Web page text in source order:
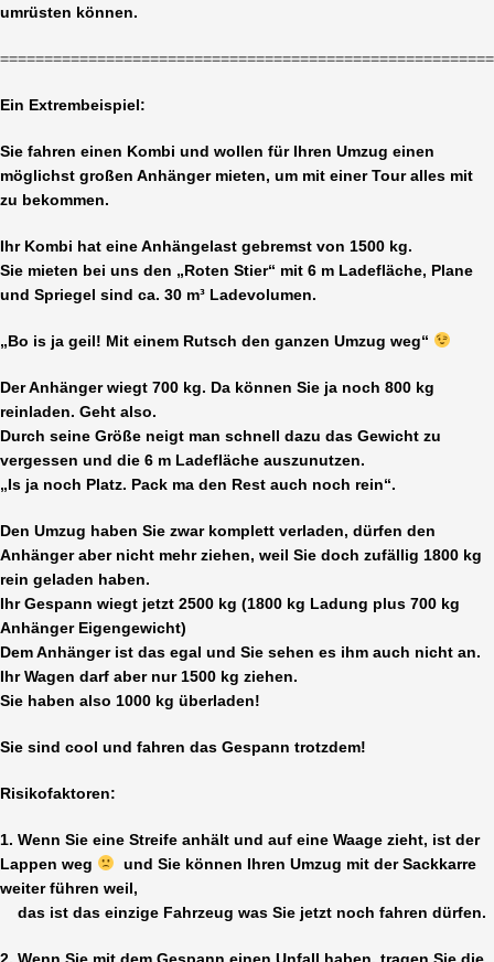
umrüsten können.
Ein Extrembeispiel:
Sie fahren einen Kombi und wollen für Ihren Umzug einen
möglichst großen Anhänger mieten, um mit einer Tour alles mit
zu bekommen.
Ihr Kombi hat eine Anhängelast gebremst von 1500 kg.
Sie mieten bei uns den „Roten Stier“ mit 6 m Ladefläche, Plane
und Spriegel sind ca. 30 m³ Ladevolumen.
„Bo is ja geil! Mit einem Rutsch den ganzen Umzug weg“
Der Anhänger wiegt 700 kg. Da können Sie ja noch 800 kg
reinladen. Geht also.
Durch seine Größe neigt man schnell dazu das Gewicht zu
vergessen und die 6 m Ladefläche auszunutzen.
„Is ja noch Platz. Pack ma den Rest auch noch rein“.
Den Umzug haben Sie zwar komplett verladen, dürfen den
Anhänger aber nicht mehr ziehen, weil Sie doch zufällig 1800 kg
rein geladen haben.
Ihr Gespann wiegt jetzt 2500 kg (1800 kg Ladung plus 700 kg
Anhänger Eigengewicht)
Dem Anhänger ist das egal und Sie sehen es ihm auch nicht an.
Ihr Wagen darf aber nur 1500 kg ziehen.
Sie haben also 1000 kg überladen!
Sie sind cool und fahren das Gespann trotzdem!
Risikofaktoren:
1. Wenn Sie eine Streife anhält und auf eine Waage zieht, ist der
Lappen weg
und Sie können Ihren Umzug mit der Sackkarre
weiter führen weil,
das ist das einzige Fahrzeug was Sie jetzt noch fahren dürfen.
2. Wenn Sie mit dem Gespann einen Unfall haben, tragen Sie die